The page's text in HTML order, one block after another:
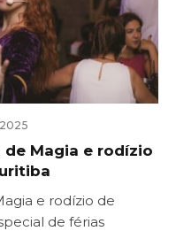
de Magia e rodízio
e rodízio de
de férias